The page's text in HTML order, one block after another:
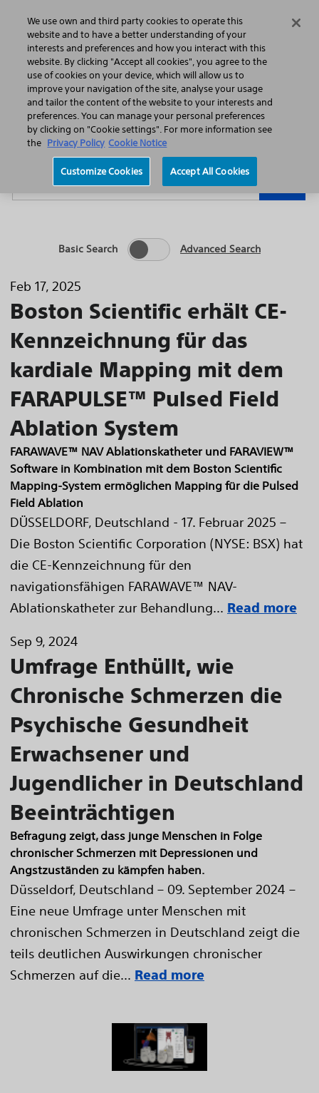
Search Menu
Home Featured Stories Press Releases
Year
Category
Keywords
Basic Search Advanced Search
Feb 17, 2025
Boston Scientific erhält CE-
Kennzeichnung für das
kardiale Mapping mit dem
FARAPULSE™ Pulsed Field
Ablation System
FARAWAVE™ NAV Ablationskatheter und FARAVIEW™
Software in Kombination mit dem Boston Scientific
Mapping-System ermöglichen Mapping für die Pulsed
Field Ablation
DÜSSELDORF, Deutschland - 17. Februar 2025 –
Die Boston Scientific Corporation (NYSE: BSX) hat
die CE-Kennzeichnung für den
navigationsfähigen FARAWAVE™ NAV-
Ablationskatheter zur Behandlung... Read more
Sep 9, 2024
Umfrage Enthüllt, wie
Chronische Schmerzen die
Psychische Gesundheit
Erwachsener und
Jugendlicher in Deutschland
Beeinträchtigen
Befragung zeigt, dass junge Menschen in Folge
chronischer Schmerzen mit Depressionen und
Angstzuständen zu kämpfen haben.
Düsseldorf, Deutschland – 09. September 2024 –
Eine neue Umfrage unter Menschen mit
chronischen Schmerzen in Deutschland zeigt die
teils deutlichen Auswirkungen chronischer
Schmerzen auf die... Read more
We use own and third party cookies to operate this
website and to have a better understanding of your
interests and preferences and how you interact with this
website. By clicking "Accept all cookies", you agree to the
use of cookies on your device, which will allow us to
improve your navigation of the site, analyse your usage
and tailor the content of the website to your interests and
preferences. You can manage your personal preferences
by clicking on "Cookie settings". For more information see
the Privacy Policy Cookie Notice
Customize Cookies Accept All Cookies